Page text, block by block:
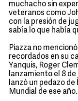
muchacho sin
veteranos como
con la presión de
sabía lo que había
Piazza no
recordados en su
Yanquis, Roger
lanzamiento el 8
lanzó un pedazo
Mundial de ese año.